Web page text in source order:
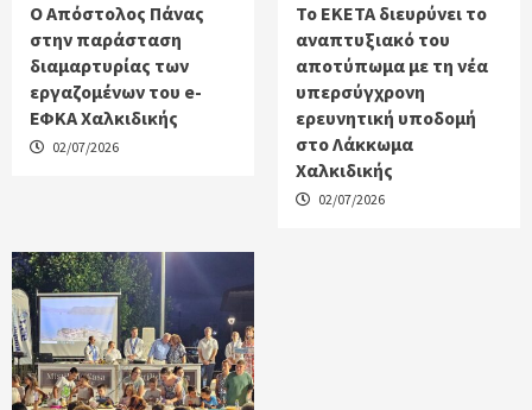
Ο Απόστολος Πάνας
στην παράσταση
διαμαρτυρίας των
εργαζομένων του e-
ΕΦΚΑ Χαλκιδικής
02/07/2026
Το ΕΚΕΤΑ διευρύνει το
αναπτυξιακό του
αποτύπωμα με τη νέα
υπερσύγχρονη
ερευνητική υποδομή
στο Λάκκωμα
Χαλκιδικής
02/07/2026